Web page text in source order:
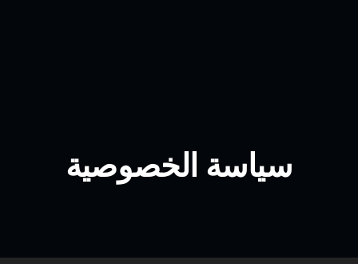
سياسة الخصوصية